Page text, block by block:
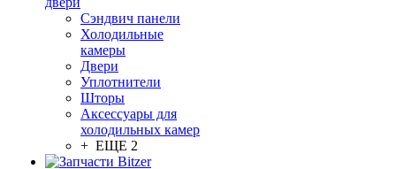
Сэндвич панели
Холодильные
камеры
Двери
Уплотнители
Шторы
Аксессуары для
холодильных камер
+ ЕЩЕ 2